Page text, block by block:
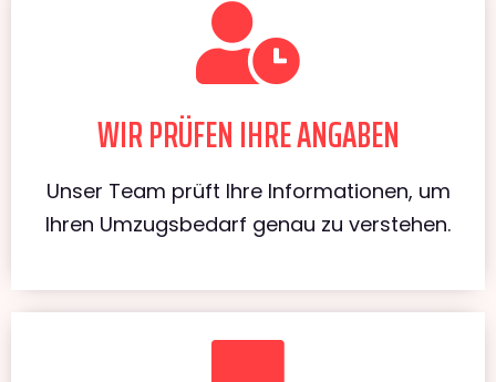
WIR PRÜFEN IHRE ANGABEN
Unser Team prüft Ihre Informationen, um
Ihren Umzugsbedarf genau zu verstehen.